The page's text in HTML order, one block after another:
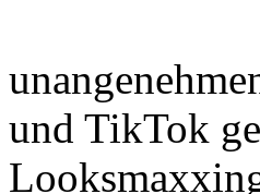
und TikTok